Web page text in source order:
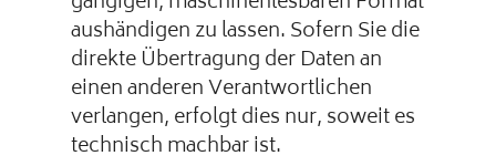
aushändigen zu lassen. Sofern Sie die
direkte Übertragung der Daten an
einen anderen Verantwortlichen
verlangen, erfolgt dies nur, soweit es
technisch machbar ist.